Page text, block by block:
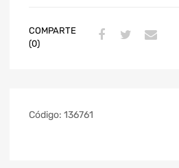
COMPARTE
(0)
Código: 136761